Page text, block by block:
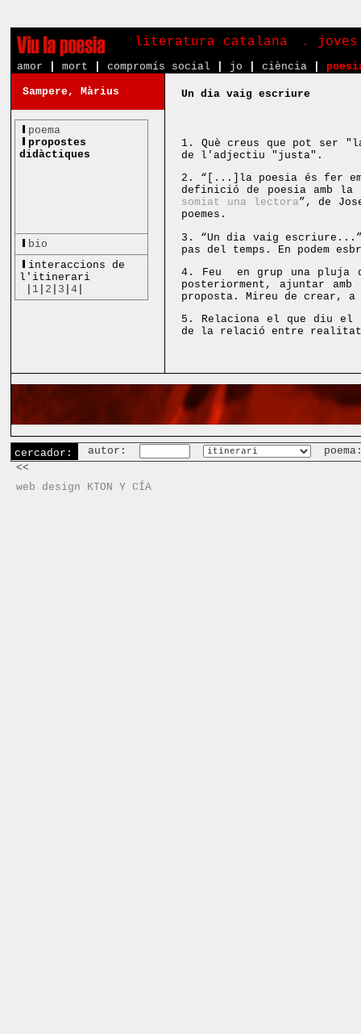
literatura catalana .
amor mort compromís social jo ciència
Sampere, Màrius
poema
propostes
didàctiques
bio
interaccions de
l'itinerari
1 2 3 |4
Un dia vaig escriure
1. Què creus que pot ser
de l'adjectiu "justa".
2. “[...]la poesia és fer
definició de poesia amb la
somiat una lectora”, de
poemes.
3. “Un dia vaig
pas del temps. En podem
4. Feu en grup una pluja
posteriorment, ajuntar amb
proposta. Mireu de crear,
5. Relaciona el que diu el
de la relació entre
cercador: autor:
<<
web design KTON Y CÍA